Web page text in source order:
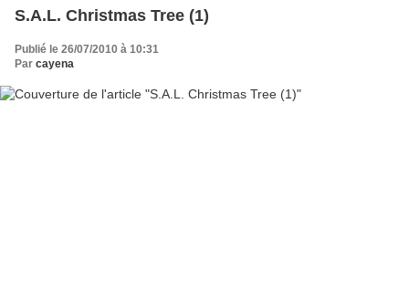
S.A.L. Christmas Tree (1)
Publié le 26/07/2010 à 10:31
Par cayena